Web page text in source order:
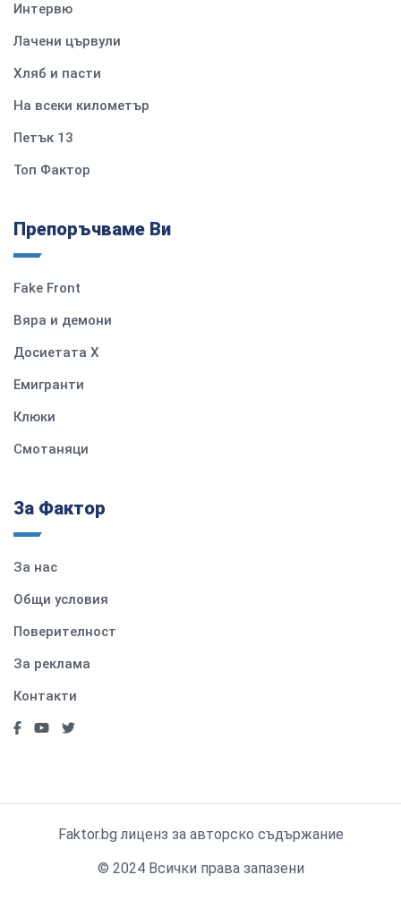
Интервю
Лачени цървули
Хляб и пасти
На всеки километър
Петък 13
Топ Фактор
Препоръчваме Ви
Fake Front
Вяра и демони
Досиетата Х
Емигранти
Клюки
Смотаняци
За Фактор
За нас
Общи условия
Поверителност
За реклама
Контакти
Faktor.bg лиценз за авторско съдържание
© 2024 Всички права запазени